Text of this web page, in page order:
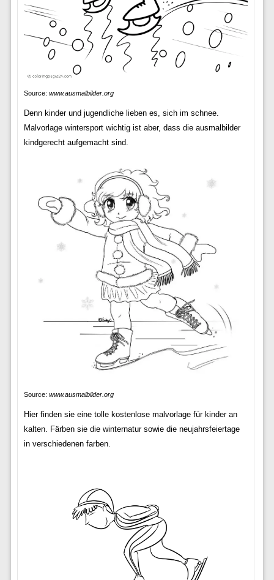
Source: www.ausmalbilder.org
Denn kinder und jugendliche lieben es, sich im schnee.
Malvorlage wintersport wichtig ist aber, dass die ausmalbilder
kindgerecht aufgemacht sind.
Source: www.ausmalbilder.org
Hier finden sie eine tolle kostenlose malvorlage für kinder an
kalten. Färben sie die winternatur sowie die neujahrsfeiertage
in verschiedenen farben.